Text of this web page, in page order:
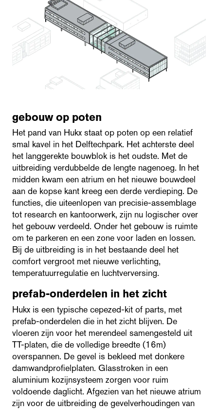
gebouw op poten
Het pand van Hukx staat op poten op een relatief
smal kavel in het Delftechpark. Het achterste deel
het langgerekte bouwblok is het oudste. Met de
uitbreiding verdubbelde de lengte nagenoeg. In het
midden kwam een atrium en het nieuwe bouwdeel
aan de kopse kant kreeg een derde verdieping. De
functies, die uiteenlopen van precisie-assemblage
tot research en kantoorwerk, zijn nu logischer over
het gebouw verdeeld. Onder het gebouw is ruimte
om te parkeren en een zone voor laden en lossen.
Bij de uitbreiding is in het bestaande deel het
comfort vergroot met nieuwe verlichting,
temperatuurregulatie en luchtverversing.
prefab-onderdelen in het zicht
Hukx is een typische cepezed-kit of parts, met
prefab-onderdelen die in het zicht blijven. De
vloeren zijn voor het merendeel samengesteld uit
TT-platen, die de volledige breedte (16m)
overspannen. De gevel is bekleed met donkere
damwandprofielplaten. Glasstroken in een
aluminium kozijnsysteem zorgen voor ruim
voldoende daglicht. Afgezien van het nieuwe atrium
zijn voor de uitbreiding de gevelverhoudingen van